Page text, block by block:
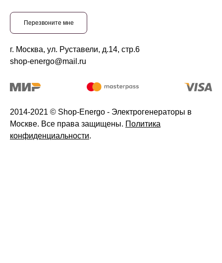
Перезвоните мне
г. Москва, ул. Руставели, д.14, стр.6
shop-energo@mail.ru
2014-2021 © Shop-Energo - Электрогенераторы в
Москве. Все права защищены. Политика
конфиденциальности.